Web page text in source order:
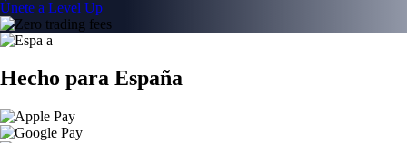
Únete a Level Up
Hecho para España